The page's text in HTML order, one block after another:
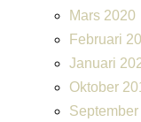
Mars 2020
Februari
Januari
Oktober